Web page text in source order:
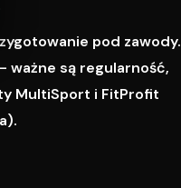
pod zawody.
ważne są regularność,
MultiSport i FitProfit